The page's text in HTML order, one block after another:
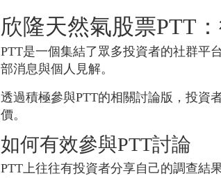
欣隆天然氣股票PTT
PTT是一個集結了眾多投資者的社群平
部消息與個人見解。
透過積極參與PTT的相關討論版，投資
價。
如何有效參與PTT討論
PTT上往往有投資者分享自己的調查結